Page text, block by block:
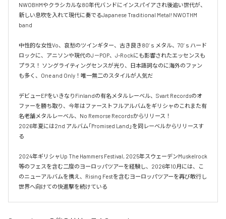
NWOBHMやクラシカルな80年代バンドにインスパイアされ後追い世代が、
新しい息吹を入れて現代に奏でるJapanese Traditional Metal! NWOTHM
band
中性的な女性Vo、哀愁のツインギター、古き良き80’ｓメタル、70’ｓハード
ロックに、アニソンや現代のJ－POP、J-Rockにも影響されたエッセンスも
プラス！ ソングライティングセンスが光り、日本語詞なのに海外のファン
も多く、One and Only！唯一無二のスタイルが人気だ
デビューEPをいきなりFinlandの有名メタルレーベル、Svart Recordsのオ
ファーを勝ち取り、今年はファーストフルアルバムをギリシャのこれまた有
名老舗メタルレーベル、No Remorse Recordsからリリース！
2026年夏には2nd アルバム「Promised Land」を同レーベルからリリースす
る
2024年ギリシャUp The Hammers Festival, 2025年スウェーデンMuskelrock
等のフェスを含む二度のヨーロッパツアーを経験し、2026年10月には、こ
のニューアルバムを携え、Rising Festを含むヨーロッパツアーを再び敢行し
世界へ向けての快進撃を続けている